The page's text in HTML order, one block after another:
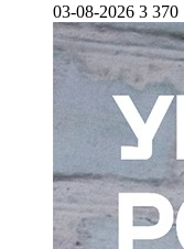
03-08-2026 3 370